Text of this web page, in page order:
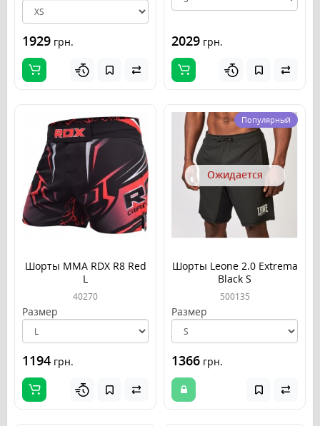
1929 грн. 2029 грн.
Шорты MMA RDX R8 Red
L
40270
Размер
1194 грн.
Популярный
Ожидается
Шорты Leone 2.0 Extrema
Black S
500135
Размер
1366 грн.